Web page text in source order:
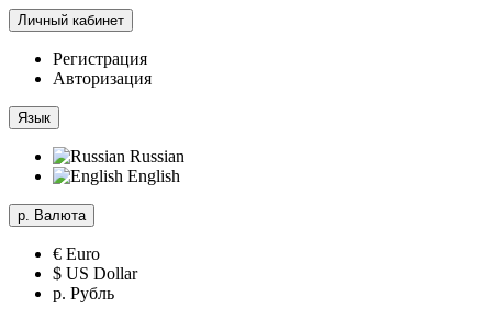
Личный кабинет
Регистрация
Авторизация
Язык
Russian
English
р. Валюта
€ Euro
$ US Dollar
р. Рубль